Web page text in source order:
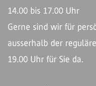
14.00 bis 17.00 Uhr
Gerne sind wir für
ausserhalb der
19.00 Uhr für Sie da.